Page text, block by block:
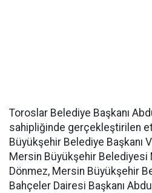
Toroslar Belediye Başkanı
sahipliğinde gerçekleştirilen
Büyükşehir Belediye Başkanı
Mersin Büyükşehir
Dönmez, Mersin Büyükşehir
Bahçeler Dairesi Başkanı